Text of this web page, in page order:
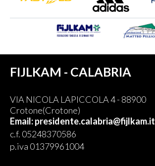
FIJLKAM - CALABRIA
VIA NICOLA LAPICCOLA 4 - 88900
Crotone(Crotone)
Email: presidente.calabria@fijlkam.it
c.f. 05248370586
p.iva 01379961004